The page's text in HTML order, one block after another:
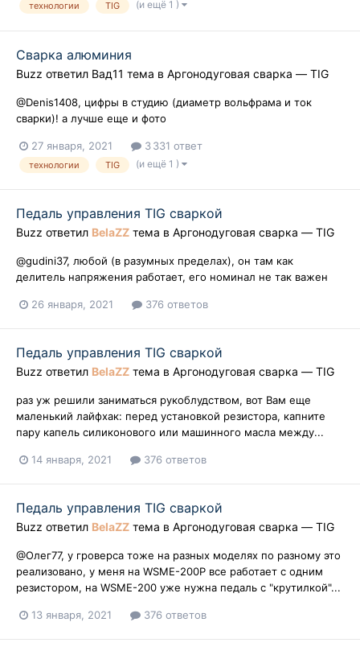
технологии TIG (и ещё 1 )
Сварка алюминия
Buzz ответил Вад11 тема в Аргонодуговая сварка — TIG
@Denis1408, цифры в студию (диаметр вольфрама и ток
сварки)! а лучше еще и фото
27 января, 2021 3 331 ответ
технологии TIG (и ещё 1 )
Педаль управления TIG сваркой
Buzz ответил BelaZZ тема в Аргонодуговая сварка — TIG
@gudini37, любой (в разумных пределах), он там как
делитель напряжения работает, его номинал не так важен
26 января, 2021 376 ответов
Педаль управления TIG сваркой
Buzz ответил BelaZZ тема в Аргонодуговая сварка — TIG
раз уж решили заниматься рукоблудством, вот Вам еще
маленький лайфхак: перед установкой резистора, капните
пару капель силиконового или машинного масла между...
14 января, 2021 376 ответов
Педаль управления TIG сваркой
Buzz ответил BelaZZ тема в Аргонодуговая сварка — TIG
@Олег77, у гроверса тоже на разных моделях по разному это
реализовано, у меня на WSME-200P все работает с одним
резистором, на WSME-200 уже нужна педаль с "крутилкой"...
13 января, 2021 376 ответов